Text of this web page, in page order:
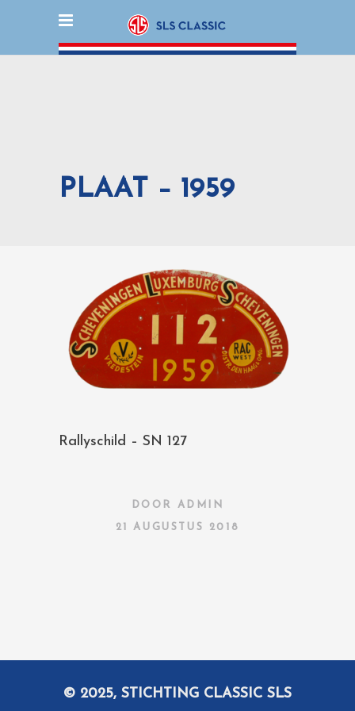
PLAAT – 1959
Rallyschild – SN 127
DOOR ADMIN
21 AUGUSTUS 2018
© 2025, STICHTING CLASSIC SLS